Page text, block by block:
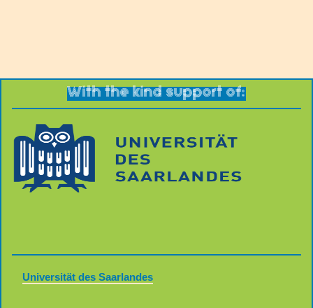
With the kind support of:
Universität des Saarlandes